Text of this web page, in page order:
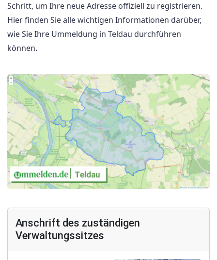
Schritt, um Ihre neue Adresse offiziell zu registrieren.
Hier finden Sie alle wichtigen Informationen darüber,
wie Sie Ihre Ummeldung in Teldau durchführen
können.
Anschrift des zuständigen
Verwaltungssitzes